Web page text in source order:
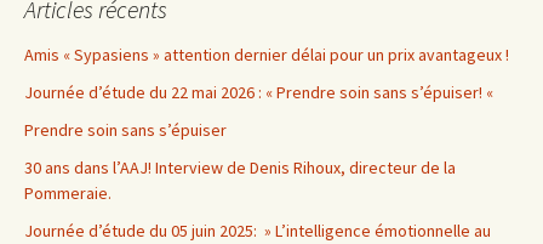
Articles récents
Amis « Sypasiens » attention dernier délai pour un prix avantageux !
Journée d’étude du 22 mai 2026 : « Prendre soin sans s’épuiser! «
Prendre soin sans s’épuiser
30 ans dans l’AAJ! Interview de Denis Rihoux, directeur de la
Pommeraie.
Journée d’étude du 05 juin 2025: » L’intelligence émotionnelle au